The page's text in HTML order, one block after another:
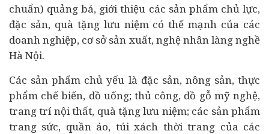
chuẩn) quảng bá, giới thiệu các sản phẩm chủ lực,
đặc sản, quà tặng lưu niệm có thế mạnh của các
doanh nghiệp, cơ sở sản xuất, nghệ nhân làng nghề
Hà Nội.
Các sản phẩm chủ yếu là đặc sản, nông sản, thực
phẩm chế biến, đồ uống; thủ công, đồ gỗ mỹ nghệ,
trang trí nội thất, quà tặng lưu niệm; các sản phẩm
trang sức, quần áo, túi xách thời trang của các